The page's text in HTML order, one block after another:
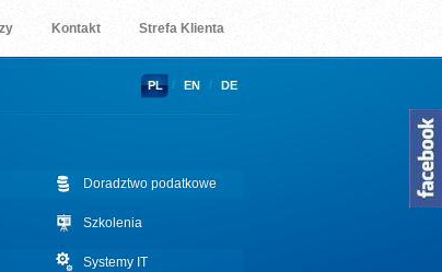
Kontakt Strefa Klienta
PL / EN / DE
Doradztwo podatkowe
Szkolenia
Systemy IT